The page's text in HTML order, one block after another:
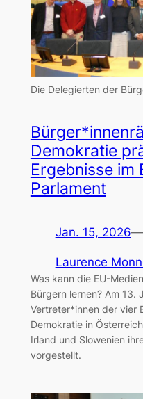
Die Delegierten der
Demokratie
Ergebnisse im
Parlament
Jan. 15, 2026—
Laurence
Was kann die EU-
Bürgern lernen? Am 13.
Vertreter*innen der vier
Demokratie in
Irland und Slowenien
vorgestellt.